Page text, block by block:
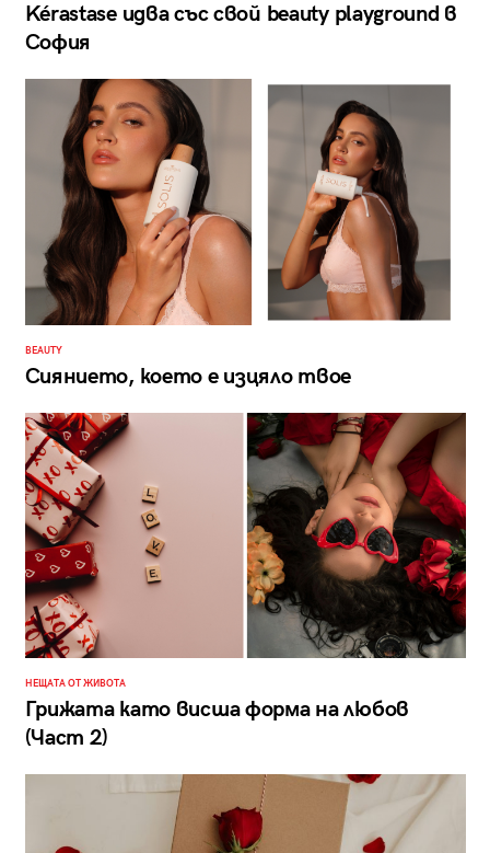
Kérastase идва със свой beauty playground в
София
BEAUTY
Сиянието, което е изцяло твое
НЕЩАТА ОТ ЖИВОТА
Грижата като висша форма на любов
(Част 2)